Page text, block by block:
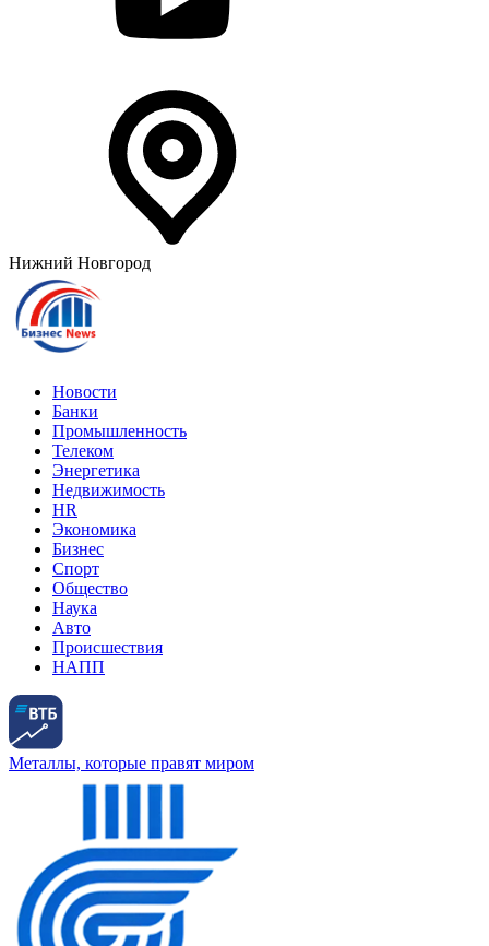
Нижний Новгород
Новости
Банки
Промышленность
Телеком
Энергетика
Недвижимость
HR
Экономика
Бизнес
Спорт
Общество
Наука
Авто
Происшествия
НАПП
Металлы, которые правят миром